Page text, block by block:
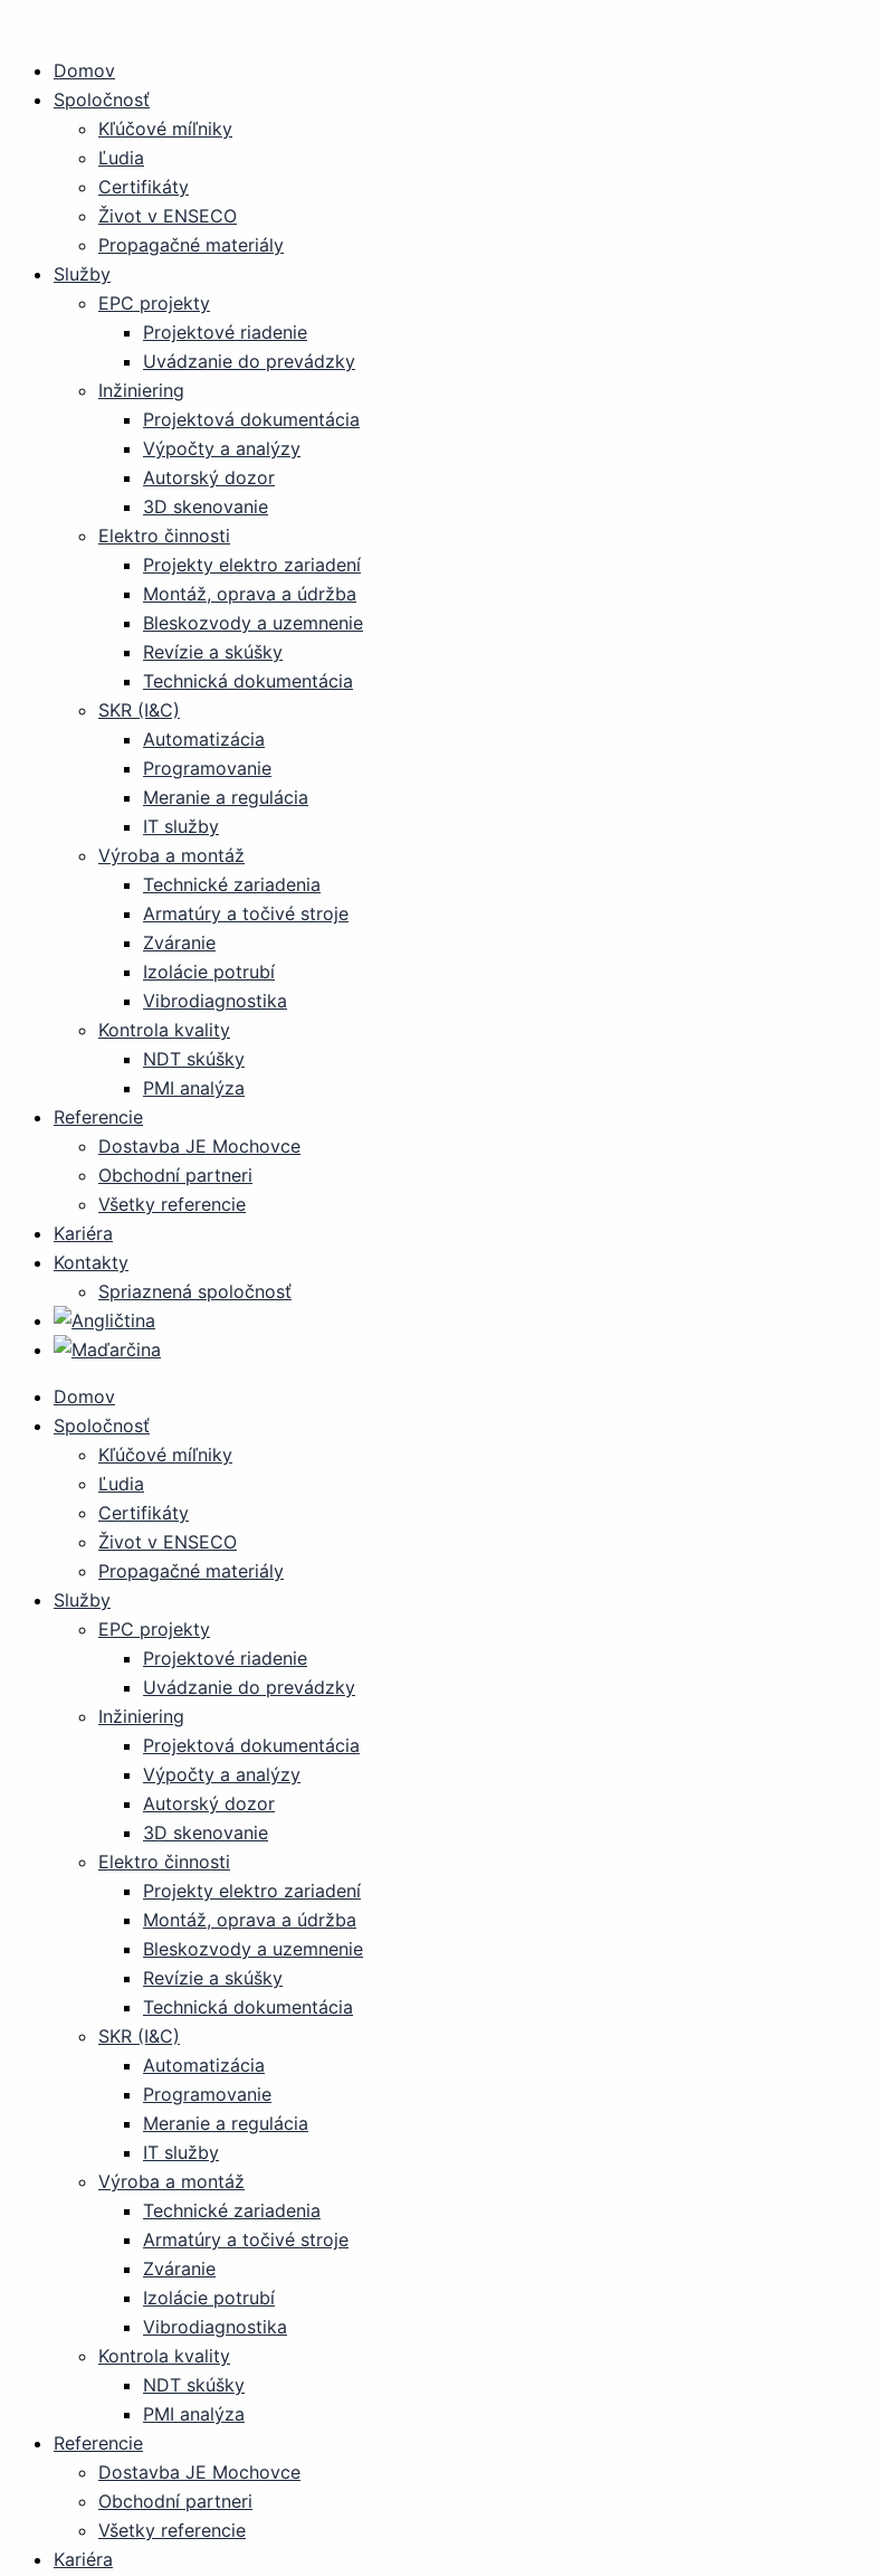
obsahDomov
Spoločnosť
Kľúčové míľniky
Ľudia
Certifikáty
Život v ENSECO
Propagačné materiály
Služby
EPC projekty
Projektové riadenie
Uvádzanie do prevádzky
Inžiniering
Projektová dokumentácia
Výpočty a analýzy
Autorský dozor
3D skenovanie
Elektro činnosti
Projekty elektro zariadení
Montáž, oprava a údržba
Bleskozvody a uzemnenie
Revízie a skúšky
Technická dokumentácia
SKR (I&C)
Automatizácia
Programovanie
Meranie a regulácia
IT služby
Výroba a montáž
Technické zariadenia
Armatúry a točivé stroje
Zváranie
Izolácie potrubí
Vibrodiagnostika
Kontrola kvality
NDT skúšky
PMI analýza
Referencie
Dostavba JE Mochovce
Obchodní partneri
Všetky referencie
Kariéra
Kontakty
Spriaznená spoločnosť
Domov
Spoločnosť
Kľúčové míľniky
Ľudia
Certifikáty
Život v ENSECO
Propagačné materiály
Služby
EPC projekty
Projektové riadenie
Uvádzanie do prevádzky
Inžiniering
Projektová dokumentácia
Výpočty a analýzy
Autorský dozor
3D skenovanie
Elektro činnosti
Projekty elektro zariadení
Montáž, oprava a údržba
Bleskozvody a uzemnenie
Revízie a skúšky
Technická dokumentácia
SKR (I&C)
Automatizácia
Programovanie
Meranie a regulácia
IT služby
Výroba a montáž
Technické zariadenia
Armatúry a točivé stroje
Zváranie
Izolácie potrubí
Vibrodiagnostika
Kontrola kvality
NDT skúšky
PMI analýza
Referencie
Dostavba JE Mochovce
Obchodní partneri
Všetky referencie
Kariéra